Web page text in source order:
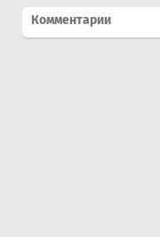
Комментарии